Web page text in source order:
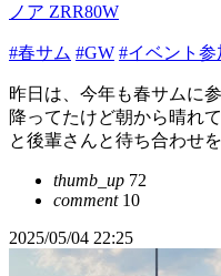
ノア ZRR80W
#春サム #GW #イベント参
昨日は、今年も春サムに
降ってたけど朝から晴れ
と後輩さんと待ち合わせ
thumb_up 72
comment10
2025/05/04 22:25